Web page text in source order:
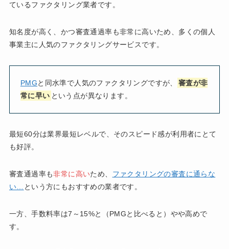
ているファクタリング業者です。
知名度が高く、かつ審査通過率も非常に高いため、多くの個人
事業主に人気のファクタリングサービスです。
PMGと同水準で人気のファクタリングですが、
審査が非
常に早い という点が異なります。
最短60分は業界最短レベルで、そのスピード感が利用者にとて
も好評。
審査通過率も非常に高いため、 ファクタリングの審査に通らな
い… という方にもおすすめの業者です。
一方、手数料率は7～15%と（PMGと比べると）やや高めで
す。